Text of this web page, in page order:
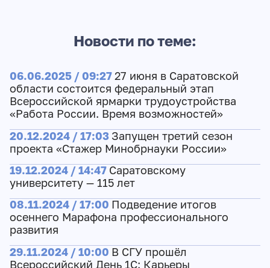
Новости по теме:
06.06.2025 / 09:2727 июня в Саратовской
области состоится федеральный этап
Всероссийской ярмарки трудоустройства
«Работа России. Время возможностей»
20.12.2024 / 17:03 Запущен третий сезон
проекта «Стажер Минобрнауки России»
19.12.2024 / 14:47 Саратовскому
университету — 115 лет
08.11.2024 / 17:00 Подведение итогов
осеннего Марафона профессионального
развития
29.11.2024 / 10:00 В СГУ прошёл
Всероссийский День 1C: Карьеры